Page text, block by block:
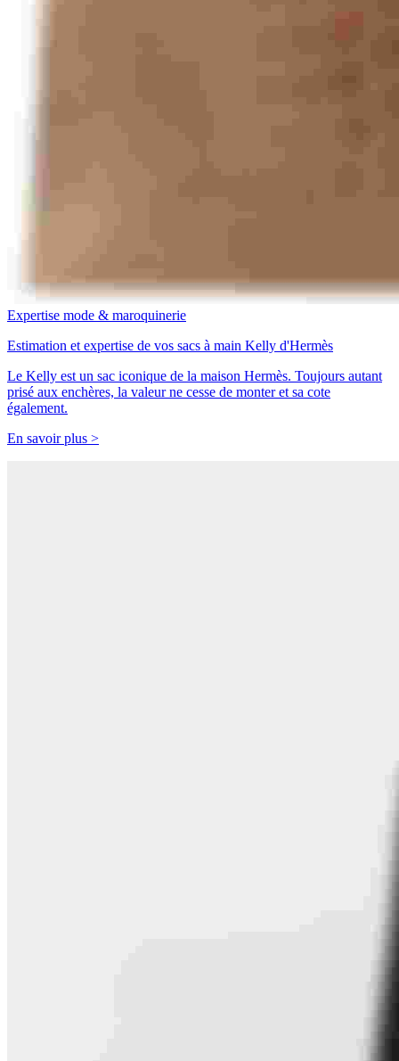
Expertise mode & maroquinerie
Estimation et expertise de vos sacs à main Kelly d'Hermès
Le Kelly est un sac iconique de la maison Hermès. Toujours autant
prisé aux enchères, la valeur ne cesse de monter et sa cote
également.
En savoir plus >